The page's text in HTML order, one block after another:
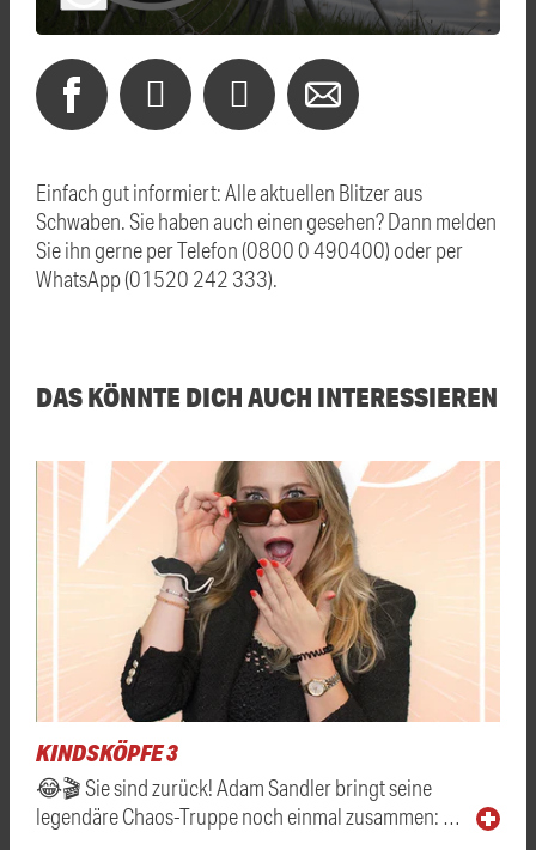
Einfach gut informiert: Alle aktuellen Blitzer aus
Schwaben. Sie haben auch einen gesehen? Dann melden
Sie ihn gerne per Telefon (0800 0 490400) oder per
WhatsApp (01520 242 333).
DAS KÖNNTE DICH AUCH INTERESSIEREN
KINDSKÖPFE 3
😂🎬 Sie sind zurück! Adam Sandler bringt seine
legendäre Chaos-Truppe noch einmal zusammen: …